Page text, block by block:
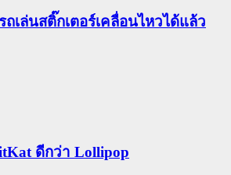
เล่นสติ๊กเตอร์เคลื่อนไหวได้แล้ว
ดีกว่า Lollipop